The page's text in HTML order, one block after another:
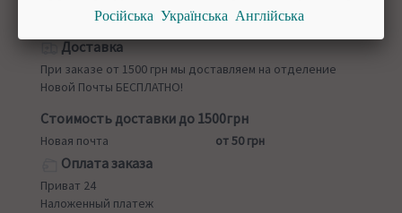
Назад вСыворотки для лица
Доставка
При заказе от 1500 грн мы доставляем на отделение
Новой Почты БЕСПЛАТНО!
Стоимость доставки до 1500грн
Новая почта от 50 грн
Оплата заказа
Приват 24
Наложенный платеж
Російська Українська Англійська